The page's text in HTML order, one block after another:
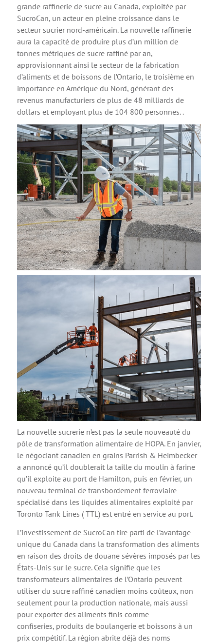
grande raffinerie de sucre au Canada, exploitée par
SucroCan, un acteur en pleine croissance dans le
secteur sucrier nord-américain. La nouvelle raffinerie
aura la capacité de produire plus d’un million de
tonnes métriques de sucre raffiné par an,
approvisionnant ainsi le secteur de la fabrication
d’aliments et de boissons de l’Ontario, le troisième en
importance en Amérique du Nord, générant des
revenus manufacturiers de plus de 48 milliards de
dollars et employant plus de 104 800 personnes. .
La nouvelle sucrerie n’est pas la seule nouveauté du
pôle de transformation alimentaire de HOPA. En janvier,
le négociant canadien en grains Parrish & Heimbecker
a annoncé qu’il doublerait la taille du moulin à farine
qu’il exploite au port de Hamilton, puis en février, un
nouveau terminal de transbordement ferroviaire
spécialisé dans les liquides alimentaires exploité par
Toronto Tank Lines ( TTL) est entré en service au port.
L’investissement de SucroCan tire parti de l’avantage
unique du Canada dans la transformation des aliments
en raison des droits de douane sévères imposés par les
États-Unis sur le sucre. Cela signifie que les
transformateurs alimentaires de l’Ontario peuvent
utiliser du sucre raffiné canadien moins coûteux, non
seulement pour la production nationale, mais aussi
pour exporter des aliments finis comme
confiseries, produits de boulangerie et boissons à un
prix compétitif. La région abrite déjà des noms